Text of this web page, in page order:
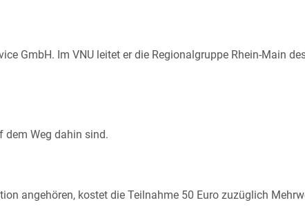
GmbH. Im VNU leitet er die Regionalgruppe Rhein-Main
dem Weg dahin sind.
angehören, kostet die Teilnahme 50 Euro zuzüglich